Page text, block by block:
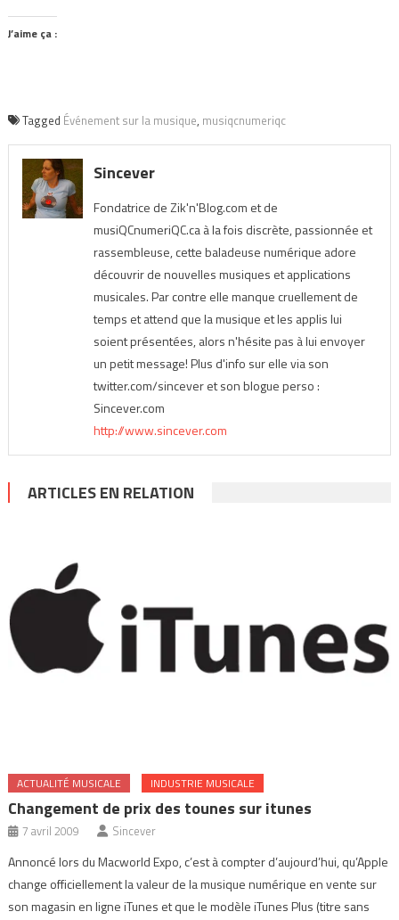
J’aime ça :
Tagged Événement sur la musique, musiqcnumeriqc
Sincever
Fondatrice de Zik'n'Blog.com et de
musiQCnumeriQC.ca à la fois discrète, passionnée et
rassembleuse, cette baladeuse numérique adore
découvrir de nouvelles musiques et applications
musicales. Par contre elle manque cruellement de
temps et attend que la musique et les applis lui
soient présentées, alors n'hésite pas à lui envoyer
un petit message! Plus d'info sur elle via son
twitter.com/sincever et son blogue perso :
Sincever.com
http://www.sincever.com
ARTICLES EN RELATION
ACTUALITÉ MUSICALE INDUSTRIE MUSICALE
Changement de prix des tounes sur itunes
7 avril 2009 Sincever
Annoncé lors du Macworld Expo, c’est à compter d’aujourd’hui, qu’Apple
change officiellement la valeur de la musique numérique en vente sur
son magasin en ligne iTunes et que le modèle iTunes Plus (titre sans